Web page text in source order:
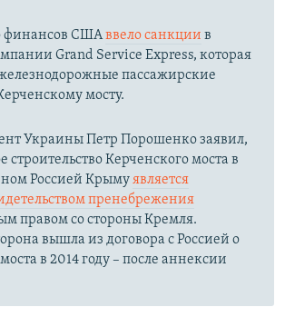
финансов СШАввело санкции в
Grand Service Express, которая
пассажирские
мосту.
Украины Петр Порошенко заявил,
строительство Керченского моста в
Россией Крымуявляется
пренебрежения
правом со стороны Кремля.
вышла из договора с Россией о
в 2014 году – после аннексии